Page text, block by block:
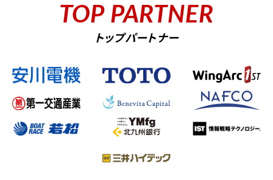
TOP PARTNER
トップパートナー